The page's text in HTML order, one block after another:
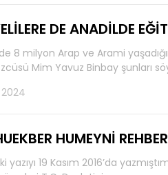
DE ANADİLDE
8 milyon Arap ve Arami
Mim Yavuz Binbay şunları
HUMEYNİ
yazıyı 19 Kasım 2016’da